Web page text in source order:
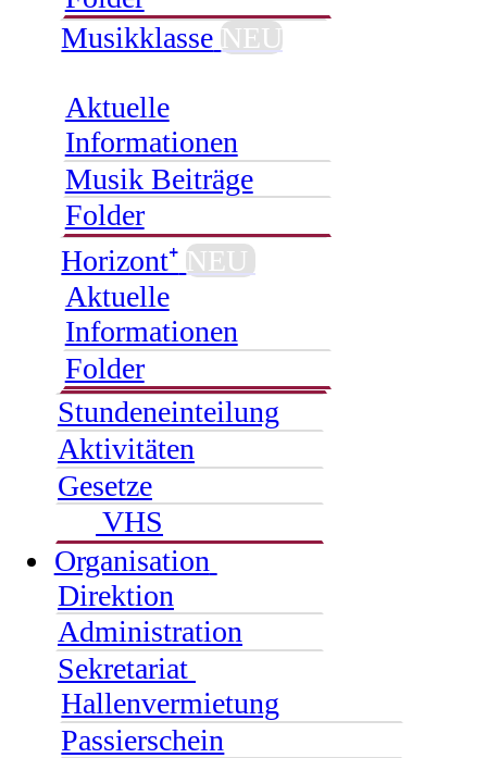
Musikklasse NEU
Aktuelle
Informationen
Musik Beiträge
Folder
Horizont⁺ NEU
Aktuelle
Informationen
Folder
Stundeneinteilung
Aktivitäten
Gesetze
VHS
Organisation
Direktion
Administration
Sekretariat
Hallenvermietung
Passierschein